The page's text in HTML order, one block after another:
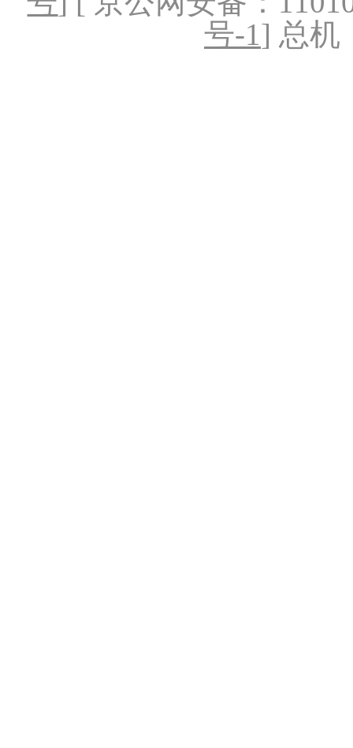
号-1] 总机